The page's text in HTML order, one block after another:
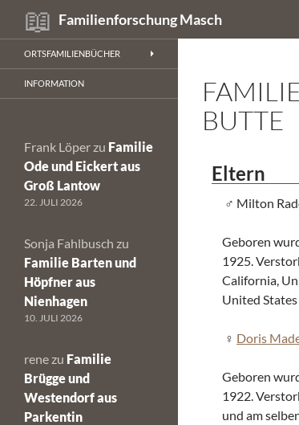
Inhalt
springen
Familienforschung Masch
Suchen
BUTTE
Eltern
Milton
Geboren
1925.
California,
United
Doris
Geboren
1922.
und am
ORTSFAMILIENBÜCHER
INFORMATION
Frank Löper zu Familie
Ode und Eickert aus
Groß Lantow
22. JULI 2026
Sonja Fahlbusch zu
Familie Barten und
Höpfner aus
Nienhagen
10. JULI 2026
rene zu Familie
Brügge und
Westendorf aus
Parkentin